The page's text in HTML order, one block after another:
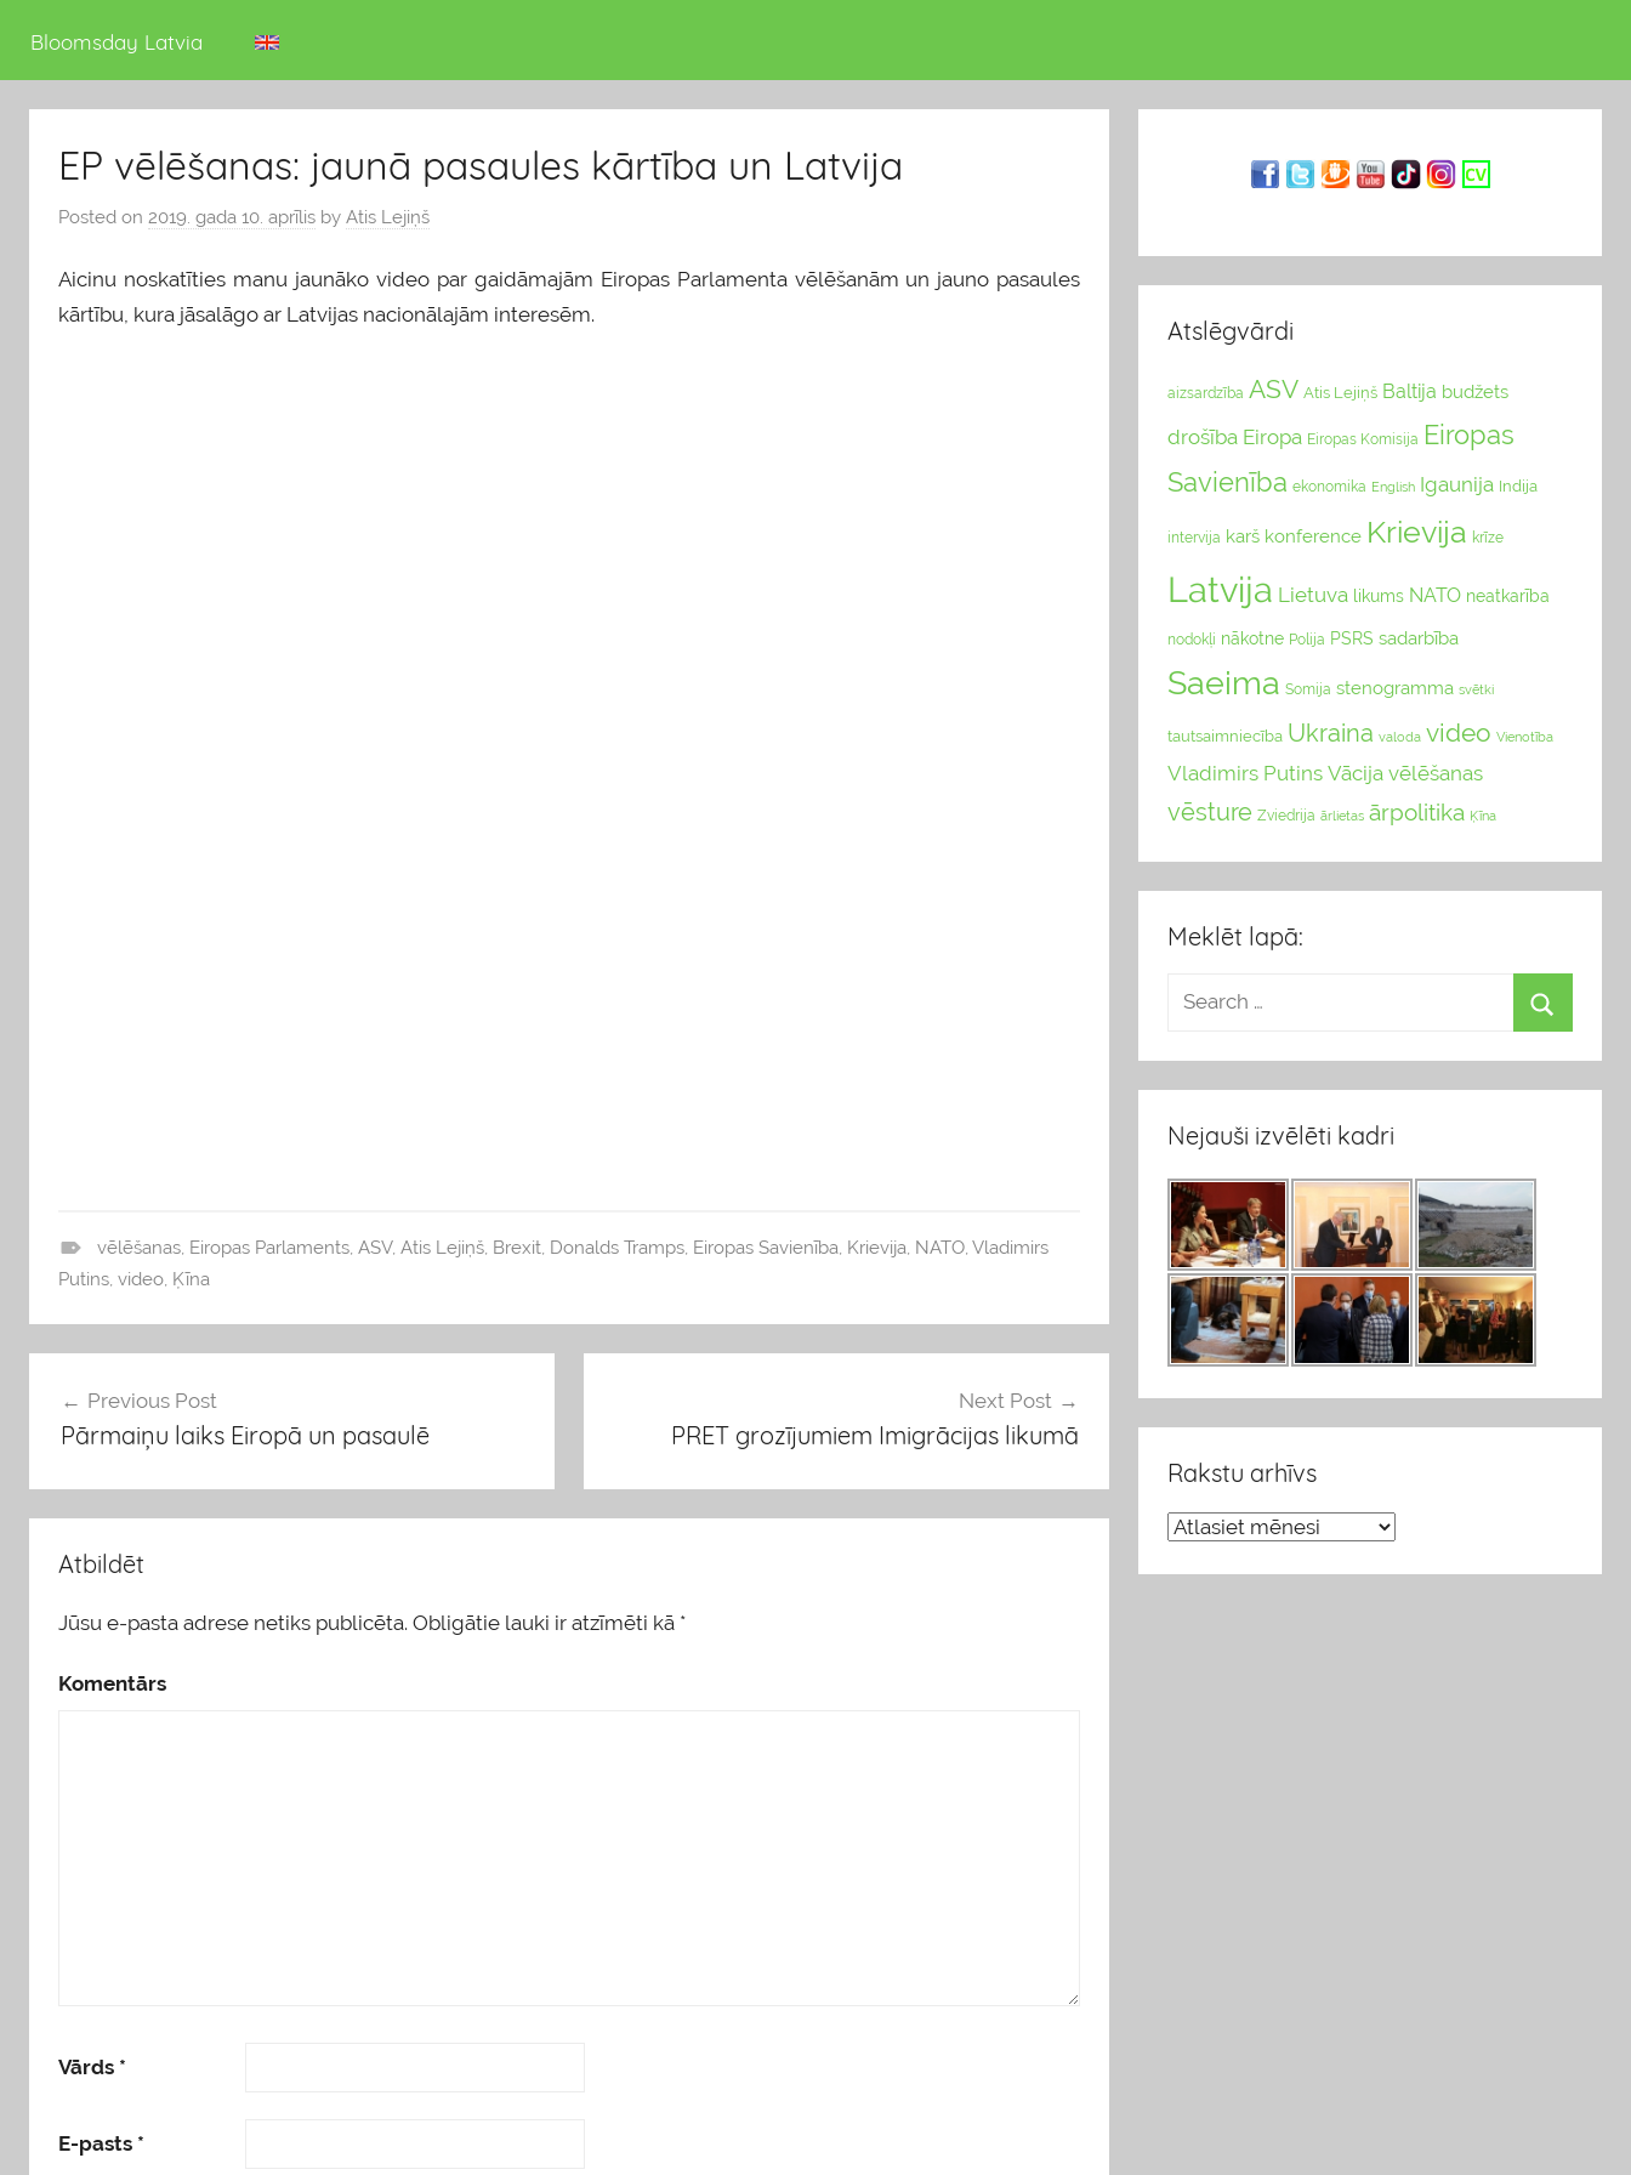
Bloomsday Latvia
EP vēlēšanas: jaunā pasaules kārtība un Latvija
Posted on 2019. gada 10. aprīlis by Atis Lejiņš
Aicinu noskatīties manu jaunāko video par gaidāmajām Eiropas Parlamenta vēlēšanām un jauno pasaules
kārtību, kura jāsalāgo ar Latvijas nacionālajām interesēm.
b
s
vēlēšanas, Eiropas Parlaments, ASV, Atis Lejiņš, Brexit, Donalds Tramps, Eiropas Savienība, Krievija, NATO, Vladimirs
Putins, video, Ķīna
Ziņu
izvēlne
Previous Post
Pārmaiņu laiks Eiropā un pasaulē
Next Post
PRET grozījumiem Imigrācijas likumā
Atbildēt
Jūsu e-pasta adrese netiks publicēta. Obligātie lauki ir atzīmēti kā *
Komentārs
Vārds *
E-pasts *
Atslēgvārdi
aizsardzība ASV Atis Lejiņš Baltija budžets
drošība Eiropa Eiropas Komisija Eiropas
Savienība ekonomika English Igaunija Indija
intervija karš konference Krievija krīze
Latvija Lietuva likums NATO neatkarība
nodokļi nākotne Polija PSRS sadarbība
Saeima Somija stenogramma svētki
tautsaimniecība Ukraina valoda video Vienotība
Vladimirs Putins Vācija vēlēšanas
vēsture Zviedrija ārlietas ārpolitika Ķīna
Meklēt lapā:
Nejauši izvēlēti kadri
Rakstu arhīvs
R